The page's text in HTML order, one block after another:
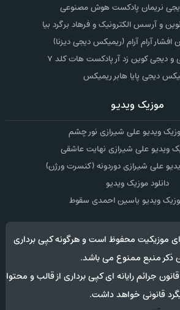
نریمان پادکست هوش مصنوعی
و آرسس الکترونیک و فرهاد برگرد بیا
آرام آرام (ریمیکس دیجی دیزنا)
دیجی کوین زد آر پادکست هات کلد ۷
دیجی پایا هابر ریمیکس
موزیک ویدیو
ویدیو علی شیرازی نور چشم
ویدیو علی شیرازی نهایت عاشقی
علی شیرازی دوردونه (کنسرت ورژن)
دانلود موزیک ویدیو
ویدیو یاسین احمدی سقوط
موزیکیت محفوظ است و هرگونه کپی برداری
ذکر منبع ممنوع می باشد.
سوم قانون جرائم رایانه ای کپی برداری از قالب و محتوا
قانونی خواهد داشت.